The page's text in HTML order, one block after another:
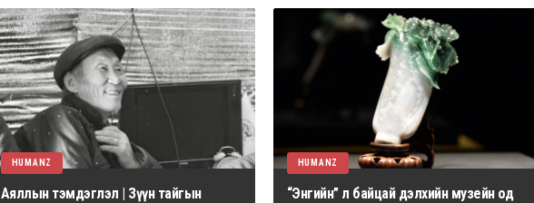
HUMANZ
Аяллын тэмдэглэл | Зүүн тайгын
HUMANZ
“Энгийн” л байцай дэлхийн музейн од